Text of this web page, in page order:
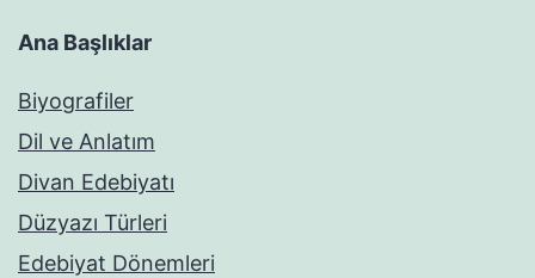
Ana Başlıklar
Biyografiler
Dil ve Anlatım
Divan Edebiyatı
Düzyazı Türleri
Edebiyat Dönemleri